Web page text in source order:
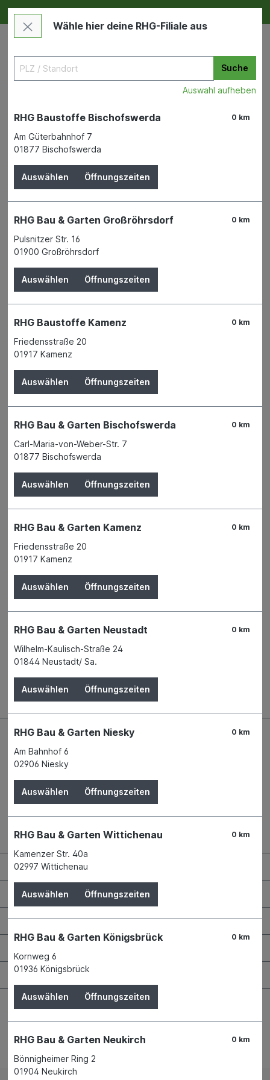
Deine RHG NEU ERLEBEN
Badtextilien und Duschvorhänge
Badematte Memory 50x80
Stripes sand Micropolyester
WENKO-WENSELAAR GMBH & CO. KG
Der Preis wird erst nach Wahl einer Filiale
angezeigt.
Zum Merkzettel hinzufügen
Derzeit in keiner Filiale verfügbar
Produktnummer:
40721 Hilden
Beschreibung
Badematte 100% Polyester
Kontaktdaten und Öffnungszeiten
RHG Helfer
Wissenswertes
Maschinen & Werkzeuge
Garten & Landschaftsbau
Wähle hier deine RHG-Filiale aus
Suche
Auswahl aufheben
0 km
RHG Baustoffe Bischofswerda
Am Güterbahnhof 7
01877 Bischofswerda
Auswählen Öffnungszeiten
0 km
RHG Bau & Garten Großröhrsdorf
Pulsnitzer Str. 16
01900 Großröhrsdorf
Auswählen Öffnungszeiten
0 km
RHG Baustoffe Kamenz
Friedensstraße 20
01917 Kamenz
Auswählen Öffnungszeiten
0 km
RHG Bau & Garten Bischofswerda
Carl-Maria-von-Weber-Str. 7
01877 Bischofswerda
Auswählen Öffnungszeiten
0 km
RHG Bau & Garten Kamenz
Friedensstraße 20
01917 Kamenz
Auswählen Öffnungszeiten
0 km
RHG Bau & Garten Neustadt
Wilhelm-Kaulisch-Straße 24
01844 Neustadt/ Sa.
Auswählen Öffnungszeiten
0 km
RHG Bau & Garten Niesky
Am Bahnhof 6
02906 Niesky
Auswählen Öffnungszeiten
0 km
RHG Bau & Garten Wittichenau
Kamenzer Str. 40a
02997 Wittichenau
Auswählen Öffnungszeiten
0 km
RHG Bau & Garten Königsbrück
Kornweg 6
01936 Königsbrück
Auswählen Öffnungszeiten
0 km
RHG Bau & Garten Neukirch
Bönnigheimer Ring 2
01904 Neukirch